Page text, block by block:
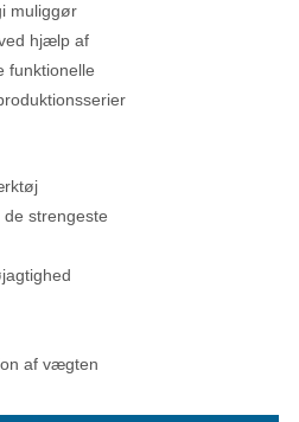
muliggør
hjælp af
funktionelle
strengeste
af vægten